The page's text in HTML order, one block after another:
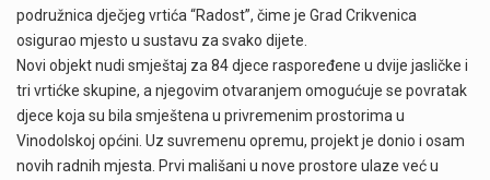
podružnica dječjeg vrtića “Radost”, čime je Grad Crikvenica
osigurao mjesto u sustavu za svako dijete.
Novi objekt nudi smještaj za 84 djece raspoređene u dvije jasličke i
tri vrtićke skupine, a njegovim otvaranjem omogućuje se povratak
djece koja su bila smještena u privremenim prostorima u
Vinodolskoj općini. Uz suvremenu opremu, projekt je donio i osam
novih radnih mjesta. Prvi mališani u nove prostore ulaze već u